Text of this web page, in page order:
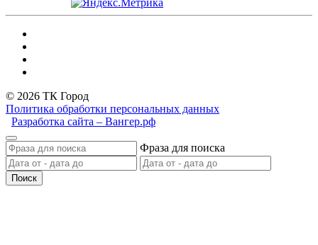
© 2026 ТК Город
Политика обработки персональных данных
Разработка сайта – Вангер.рф
Фраза для поиска
Поиск